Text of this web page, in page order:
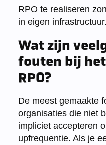
RPO te realiseren
in eigen infrastructuur.
Wat zijn
fouten bij
RPO?
De meest gemaakte
organisaties die niet
impliciet accepteren
upfrequentie. Als je